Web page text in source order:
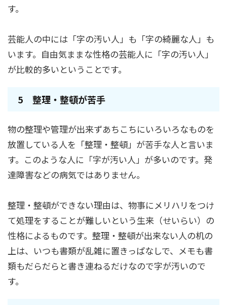
す。
芸能人の中には「字の汚い人」も「字の綺麗な人」も
います。自由気ままな性格の芸能人に「字の汚い人」
が比較的多いということです。
5 整理・整頓が苦手
物の整理や管理が出来ずあちこちにいろいろなものを
放置している人を「整理・整頓」が苦手な人と言いま
す。このような人に「字が汚い人」が多いのです。発
達障害などの病気ではありません。
整理・整頓ができない理由は、物事にメリハリをつけ
て処理をすることが難しいという生来（せいらい）の
性格によるものです。整理・整頓が出来ない人の机の
上は、いつも書類が乱雑に置きっぱなしで、メモも書
類もだらだらと書き連ねるだけなので字が汚いので
す。